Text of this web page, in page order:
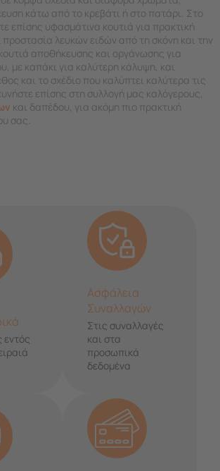
κάτω από το κρεβάτι ή στο πατάρι. Στο
επίσης υφασμάτινα κουτιά για πρακτική
λευκών ειδών από τη σκόνη και την
αποθήκευσης και οργάνωσης για
με καπάκι για καλύτερη κάλυψη, και
και το σχέδιο που καλύπτει καλύτερα τις
επίσης στη συλλογή μας καλόγερους,
και δαπέδου, για ακόμη πιο πρακτική
σας.
εντός
Ασφάλεια
Συναλλαγών
Στις συναλλαγές
και στα
προσωπικά
δεδομένα